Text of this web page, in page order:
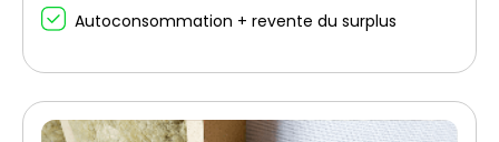
Autoconsommation + revente du surplus